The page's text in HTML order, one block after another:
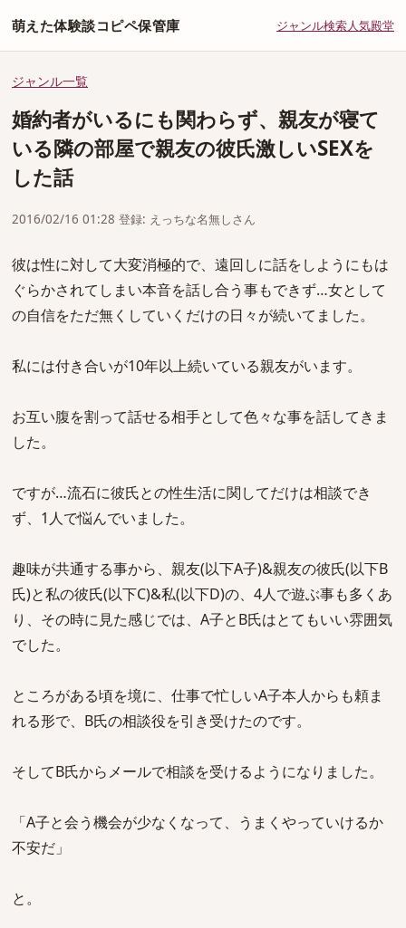
萌えた体験談コピペ保管庫 ジャンル検索人気殿堂
ジャンル一覧
婚約者がいるにも関わらず、親友が寝て
いる隣の部屋で親友の彼氏激しいSEXを
した話
2016/02/16 01:28 登録: えっちな名無しさん
彼は性に対して大変消極的で、遠回しに話をしようにもは
ぐらかされてしまい本音を話し合う事もできず…女として
の自信をただ無くしていくだけの日々が続いてました。
私には付き合いが10年以上続いている親友がいます。
お互い腹を割って話せる相手として色々な事を話してきま
した。
ですが…流石に彼氏との性生活に関してだけは相談でき
ず、1人で悩んでいました。
趣味が共通する事から、親友(以下A子)&親友の彼氏(以下B
氏)と私の彼氏(以下C)&私(以下D)の、4人で遊ぶ事も多くあ
り、その時に見た感じでは、A子とB氏はとてもいい雰囲気
でした。
ところがある頃を境に、仕事で忙しいA子本人からも頼ま
れる形で、B氏の相談役を引き受けたのです。
そしてB氏からメールで相談を受けるようになりました。
「A子と会う機会が少なくなって、うまくやっていけるか
不安だ」
と。